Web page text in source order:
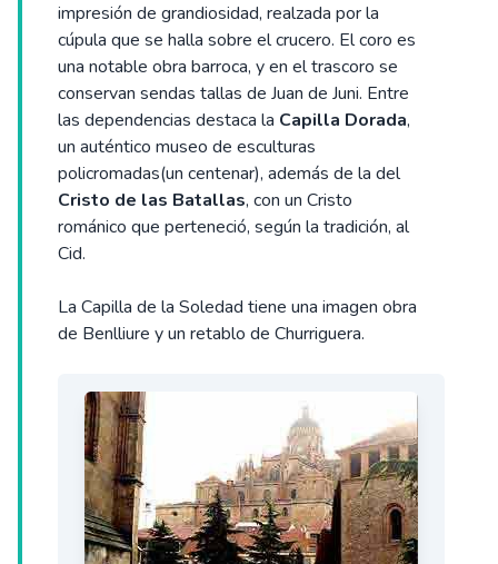
impresión de grandiosidad, realzada por la
cúpula que se halla sobre el crucero. El coro es
una notable obra barroca, y en el trascoro se
conservan sendas tallas de Juan de Juni. Entre
las dependencias destaca la Capilla Dorada,
un auténtico museo de esculturas
policromadas(un centenar), además de la del
Cristo de las Batallas, con un Cristo
románico que perteneció, según la tradición, al
Cid.
La Capilla de la Soledad tiene una imagen obra
de Benlliure y un retablo de Churriguera.